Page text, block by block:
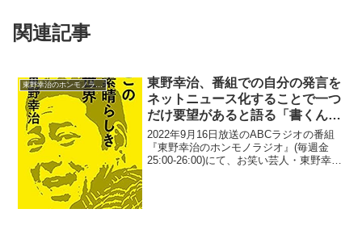
関連記事
東野幸治のホンモノラジオ
東野幸治、番組での自分の発言を
ネットニュース化することで一つ
だけ要望があると語る「書くんや
ったら…」
2022年9月16日放送のABCラジオの番組
『東野幸治のホンモノラジオ』(毎週金
25:00-26:00)にて、お笑い芸人・東野幸治